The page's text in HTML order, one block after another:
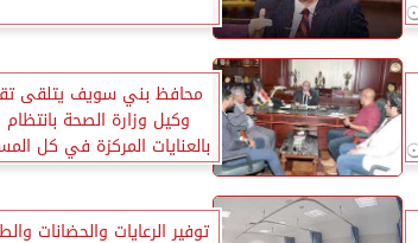
محافظ بني سويف يتلقى
وكيل وزارة الصحة بانتظام
بالعنايات المركزة في كل